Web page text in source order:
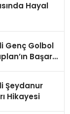
Hayal
Genç Golbol
Başarı
Şeydanur
Hikayesi